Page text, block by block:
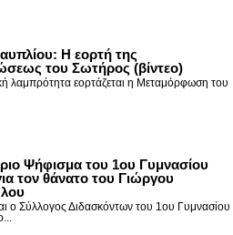
Η εορτή της
του Σωτήρος (βίντεο)
λαμπρότητα εορτάζεται η Μεταμόρφωση του
Ψήφισμα του 1ου Γυμνασίου
τον θάνατο του Γιώργου
ο Σύλλογος Διδασκόντων του 1ου Γυμνασίου